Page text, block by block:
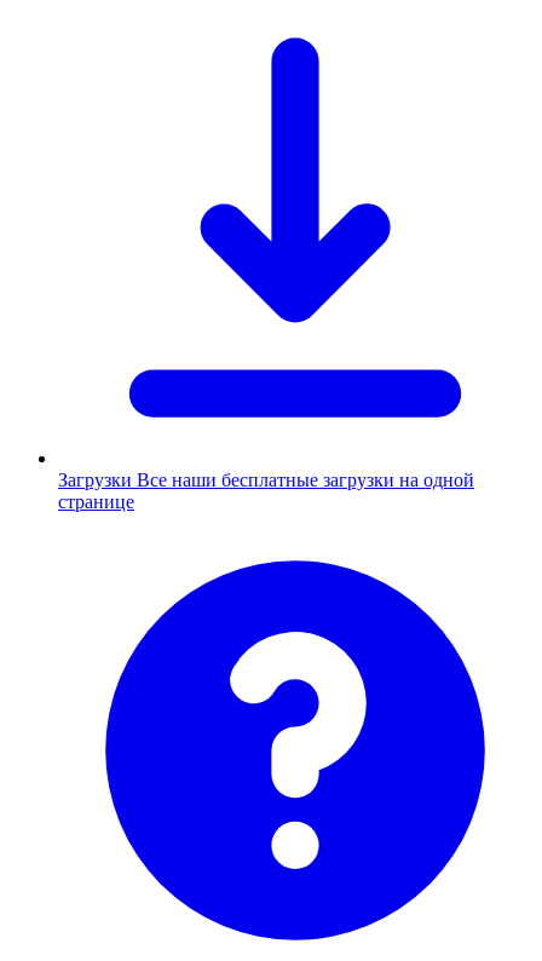
Загрузки Все наши бесплатные загрузки на одной
странице